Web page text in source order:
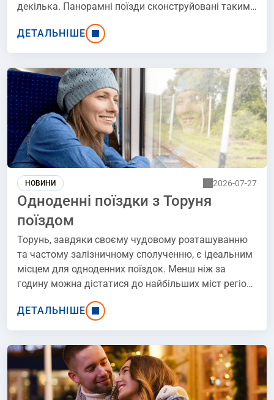
декілька. Панорамні поїзди сконструйовані таким
чином, щоб ви могли з комфортом спостерігати за
мінливими пейзажами за вікном. Подорож цими
поїздами надзвичайно різноманітна і може стати
справді чудовою пригодою....
ДЕТАЛЬНІШЕ
НОВИНИ 2026-07-27
Одноденні поїздки з Торуня
поїздом
Торунь, завдяки своєму чудовому розташуванню
та частому залізничному сполученню, є ідеальним
місцем для одноденних поїздок. Менш ніж за
годину можна дістатися до найбільших міст регіону
або менших містечок і сіл, які вражають своєю
цікавою архітектурою, природою або просто
унікальною атмосферою. Шукаєте ідею для
швидкої подорожі містом? Ось найкращі напрямки
для залізничних одноденних поїздок з Торуня -
ідеальні для вихідних, спонтанної подорожі з
друзями або тихого відпочинку в сільській
ДЕТАЛЬНІШЕ